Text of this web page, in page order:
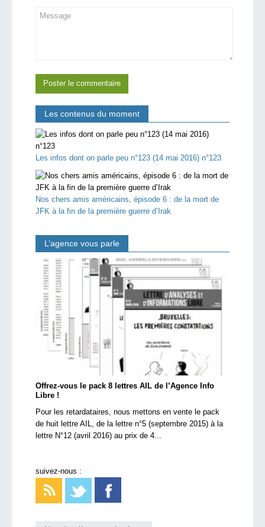
Les contenus du moment
Les infos dont on parle peu n°123 (14 mai 2016) n°123
Nos chers amis américains, épisode 6 : de la mort de
JFK à la fin de la première guerre d’Irak
L’agence vous parle
Offrez-vous le pack 8 lettres AIL de l’Agence Info
Libre !
Pour les retardataires, nous mettons en vente le pack
de huit lettre AIL, de la lettre n°5 (septembre 2015) à la
lettre N°12 (avril 2016) au prix de 4...
suivez-nous :